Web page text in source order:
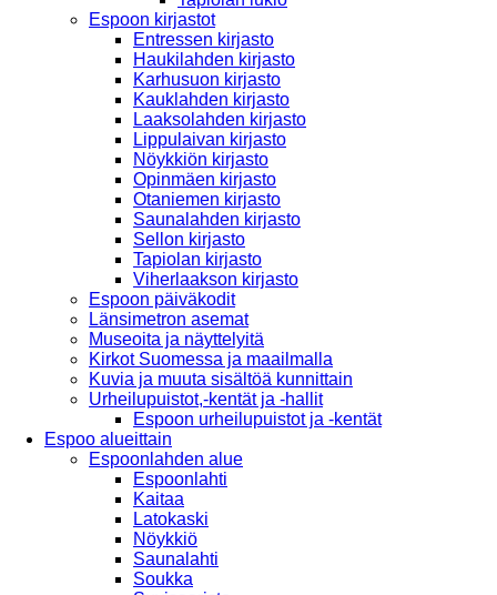
Espoon kirjastot
Entressen kirjasto
Haukilahden kirjasto
Karhusuon kirjasto
Kauklahden kirjasto
Laaksolahden kirjasto
Lippulaivan kirjasto
Nöykkiön kirjasto
Opinmäen kirjasto
Otaniemen kirjasto
Saunalahden kirjasto
Sellon kirjasto
Tapiolan kirjasto
Viherlaakson kirjasto
Espoon päiväkodit
Länsimetron asemat
Museoita ja näyttelyitä
Kirkot Suomessa ja maailmalla
Kuvia ja muuta sisältöä kunnittain
Urheilupuistot,-kentät ja -hallit
Espoon urheilupuistot ja -kentät
Espoo alueittain
Espoonlahden alue
Espoonlahti
Kaitaa
Latokaski
Nöykkiö
Saunalahti
Soukka